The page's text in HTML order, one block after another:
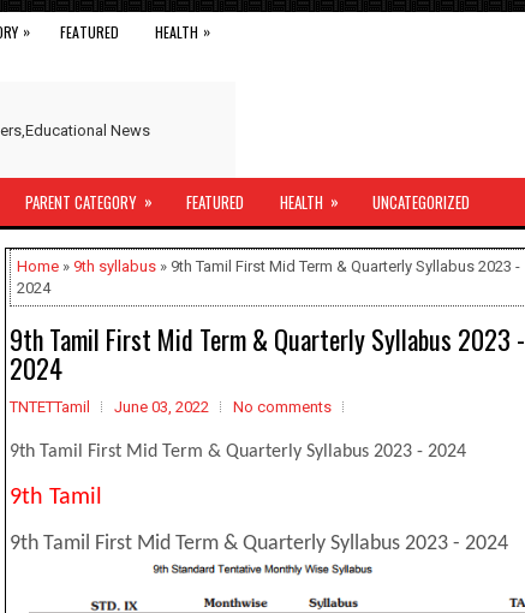
» FEATURED HEALTH »
News
PARENT CATEGORY » FEATURED HEALTH » UNCATEGORIZED
Home » 9th syllabus » 9th Tamil First Mid Term & Quarterly Syllabus 2023 -
2024
9th Tamil First Mid Term & Quarterly Syllabus 2023 -
2024
TNTETTamil June 03, 2022 No comments
9th Tamil First Mid Term & Quarterly Syllabus 2023 - 2024
9th Tamil
9th Tamil First Mid Term & Quarterly Syllabus 2023 - 2024